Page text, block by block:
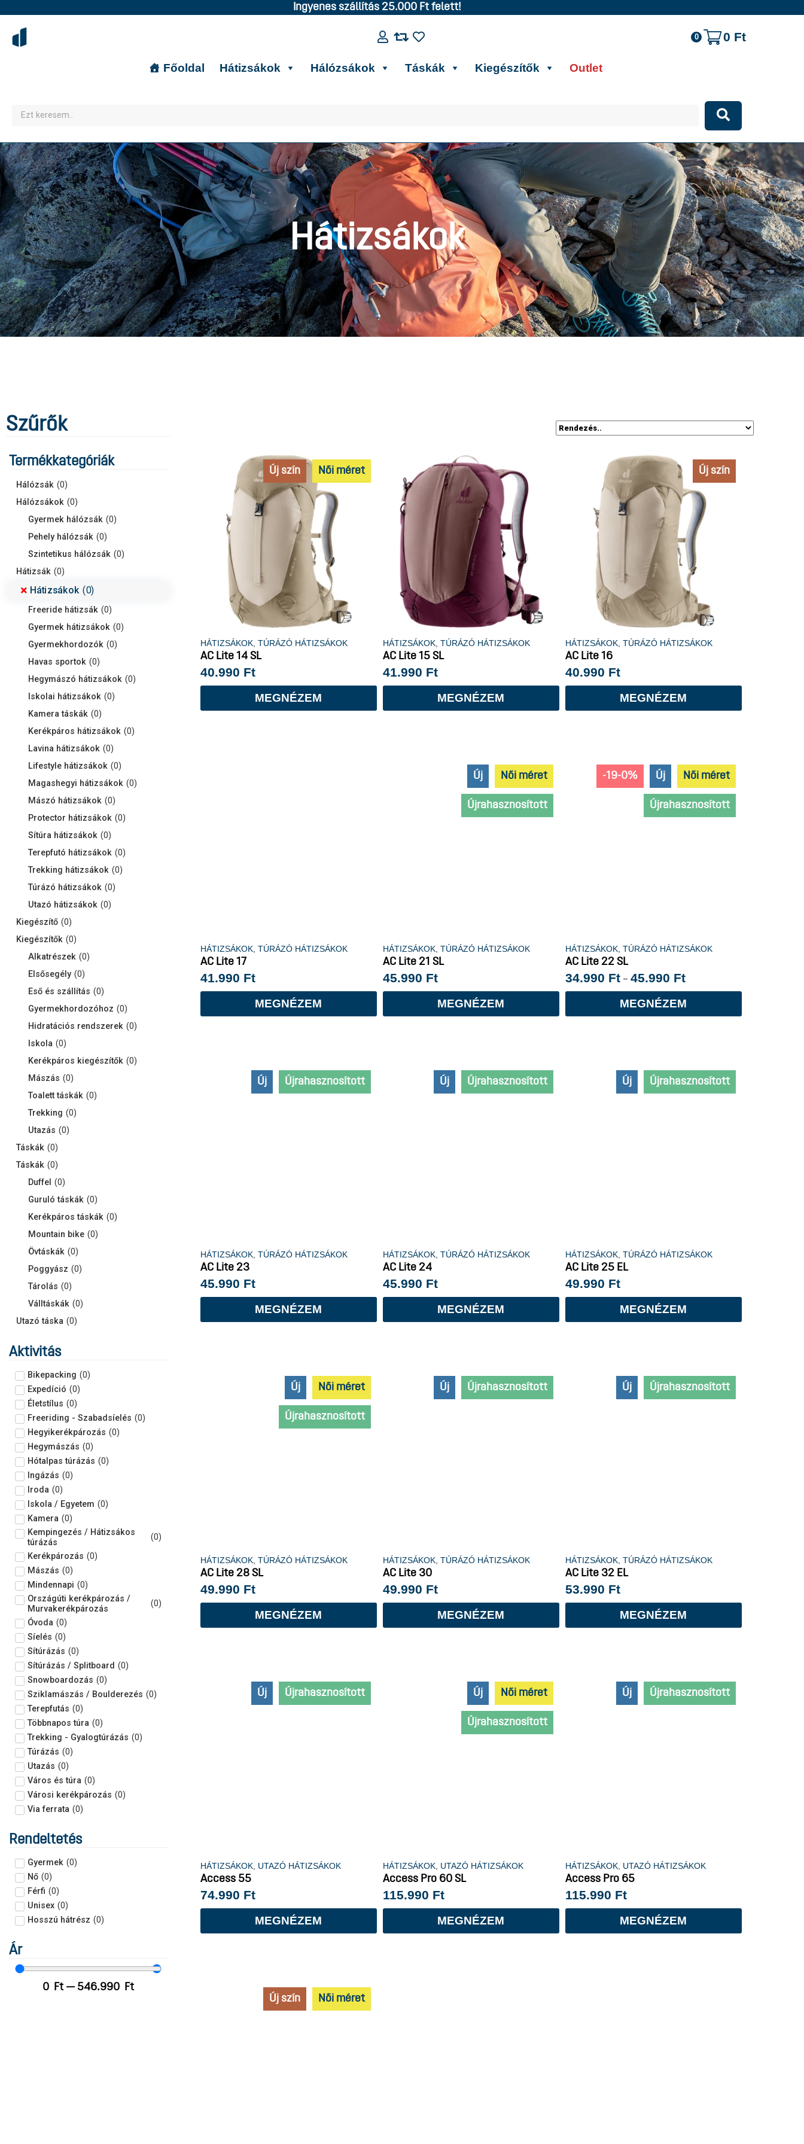
Ingyenes szállítás 25.000 Ft felett!
0 0 Ft
Főoldal Hátizsákok Hálózsákok Táskák Kiegészítők Outlet
Hátizsákok
Szűrők
Termékkategóriák
Hálózsák (0)
Hálózsákok (0)
Gyermek hálózsák (0)
Pehely hálózsák (0)
Szintetikus hálózsák (0)
Hátizsák (0)
Hátizsákok (0)
Freeride hátizsák (0)
Gyermek hátizsákok (0)
Gyermekhordozók (0)
Havas sportok (0)
Hegymászó hátizsákok (0)
Iskolai hátizsákok (0)
Kamera táskák (0)
Kerékpáros hátizsákok (0)
Lavina hátizsákok (0)
Lifestyle hátizsákok (0)
Magashegyi hátizsákok (0)
Mászó hátizsákok (0)
Protector hátizsákok (0)
Sítúra hátizsákok (0)
Terepfutó hátizsákok (0)
Trekking hátizsákok (0)
Túrázó hátizsákok (0)
Utazó hátizsákok (0)
Kiegészítő (0)
Kiegészítők (0)
Alkatrészek (0)
Elsősegély (0)
Eső és szállítás (0)
Gyermekhordozóhoz (0)
Hidratációs rendszerek (0)
Iskola (0)
Kerékpáros kiegészítők (0)
Mászás (0)
Toalett táskák (0)
Trekking (0)
Utazás (0)
Táskák (0)
Táskák (0)
Duffel (0)
Guruló táskák (0)
Kerékpáros táskák (0)
Mountain bike (0)
Övtáskák (0)
Poggyász (0)
Tárolás (0)
Válltáskák (0)
Utazó táska (0)
Aktivitás
Bikepacking (0)
Expedíció (0)
Életstílus (0)
Freeriding - Szabadsíelés (0)
Hegyikerékpározás (0)
Hegymászás (0)
Hótalpas túrázás (0)
Ingázás (0)
Iroda (0)
Iskola / Egyetem (0)
Kamera (0)
Kempingezés / Hátizsákos
túrázás
(0)
Kerékpározás (0)
Mászás (0)
Mindennapi (0)
Országúti kerékpározás /
Murvakerékpározás
(0)
Óvoda (0)
Síelés (0)
Sítúrázás (0)
Sítúrázás / Splitboard (0)
Snowboardozás (0)
Sziklamászás / Boulderezés (0)
Terepfutás (0)
Többnapos túra (0)
Trekking - Gyalogtúrázás (0)
Túrázás (0)
Utazás (0)
Város és túra (0)
Városi kerékpározás (0)
Via ferrata (0)
Rendeltetés
Gyermek (0)
Nő (0)
Férfi (0)
Unisex (0)
Hosszú hátrész (0)
Ár
0 Ft — 546.990 Ft
Új szín Női méret
HÁTIZSÁKOK, TÚRÁZÓ HÁTIZSÁKOK
AC Lite 14 SL
40.990 Ft
MEGNÉZEM
HÁTIZSÁKOK, TÚRÁZÓ HÁTIZSÁKOK
AC Lite 15 SL
41.990 Ft
MEGNÉZEM
Új szín
HÁTIZSÁKOK, TÚRÁZÓ HÁTIZSÁKOK
AC Lite 16
40.990 Ft
MEGNÉZEM
HÁTIZSÁKOK, TÚRÁZÓ HÁTIZSÁKOK
AC Lite 17
41.990 Ft
MEGNÉZEM
Új Női méret
Újrahasznosított
HÁTIZSÁKOK, TÚRÁZÓ HÁTIZSÁKOK
AC Lite 21 SL
45.990 Ft
MEGNÉZEM
-19-0% Új Női méret
Újrahasznosított
HÁTIZSÁKOK, TÚRÁZÓ HÁTIZSÁKOK
AC Lite 22 SL
34.990 Ft – 45.990 Ft
MEGNÉZEM
Új Újrahasznosított
HÁTIZSÁKOK, TÚRÁZÓ HÁTIZSÁKOK
AC Lite 23
45.990 Ft
MEGNÉZEM
Új Újrahasznosított
HÁTIZSÁKOK, TÚRÁZÓ HÁTIZSÁKOK
AC Lite 24
45.990 Ft
MEGNÉZEM
Új Újrahasznosított
HÁTIZSÁKOK, TÚRÁZÓ HÁTIZSÁKOK
AC Lite 25 EL
49.990 Ft
MEGNÉZEM
Új Női méret
Újrahasznosított
HÁTIZSÁKOK, TÚRÁZÓ HÁTIZSÁKOK
AC Lite 28 SL
49.990 Ft
MEGNÉZEM
Új Újrahasznosított
HÁTIZSÁKOK, TÚRÁZÓ HÁTIZSÁKOK
AC Lite 30
49.990 Ft
MEGNÉZEM
Új Újrahasznosított
HÁTIZSÁKOK, TÚRÁZÓ HÁTIZSÁKOK
AC Lite 32 EL
53.990 Ft
MEGNÉZEM
Új Újrahasznosított
HÁTIZSÁKOK, UTAZÓ HÁTIZSÁKOK
Access 55
74.990 Ft
MEGNÉZEM
Új Női méret
Újrahasznosított
HÁTIZSÁKOK, UTAZÓ HÁTIZSÁKOK
Access Pro 60 SL
115.990 Ft
MEGNÉZEM
Új Újrahasznosított
HÁTIZSÁKOK, UTAZÓ HÁTIZSÁKOK
Access Pro 65
115.990 Ft
MEGNÉZEM
Új szín Női méret